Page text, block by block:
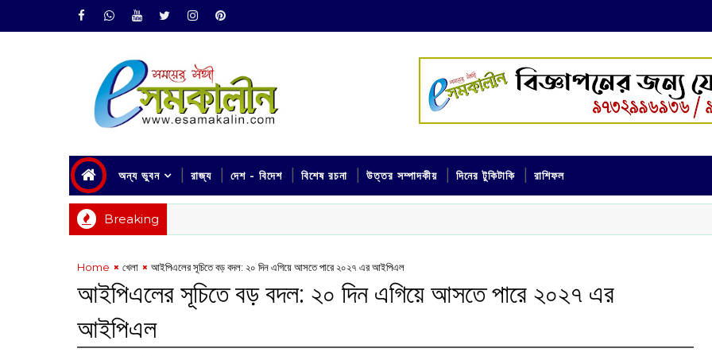
অন্য ভুবন রাজ্য দেশ - বিদেশ বিশেষ রচনা উত্তর সম্পাদকীয় দিনের টুকিটাকি রাশিফল
Breaking
Home খেলা ‌আইপিএলের সূচিতে বড় বদল: ২০ দিন এগিয়ে আসতে পারে ২০২৭ এর আইপিএল
‌আইপিএলের সূচিতে বড় বদল: ২০ দিন এগিয়ে আসতে পারে ২০২৭ এর
আইপিএল